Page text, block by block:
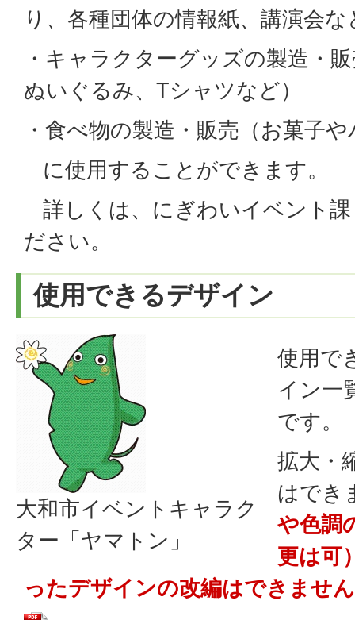
り、各種団体の情報紙、講演会な
・キャラクターグッズの製造・
ぬいぐるみ、Tシャツなど）
・食べ物の製造・販売（お菓子
に使用することができます。
詳しくは、にぎわいイベント
ださい。
使用できるデザイン
大和市イベントキャラク
ター「ヤマトン」
使用で
イン一
です。
拡大・
はでき
や色調
更は可
ったデザインの改編はできませ